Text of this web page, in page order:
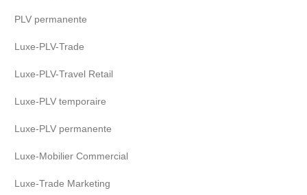
PLV permanente
Luxe-PLV-Trade
Luxe-PLV-Travel Retail
Luxe-PLV temporaire
Luxe-PLV permanente
Luxe-Mobilier Commercial
Luxe-Trade Marketing